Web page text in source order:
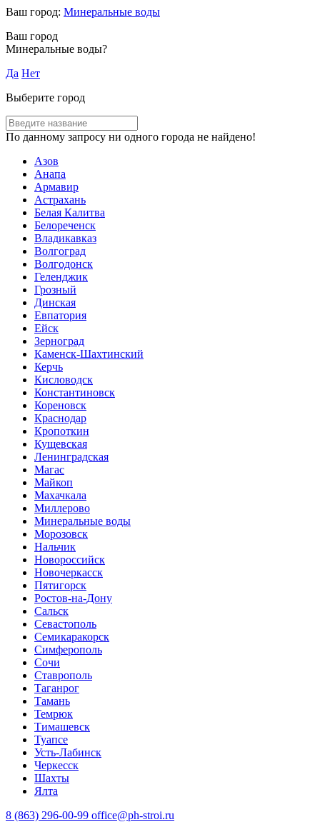
Ваш город: Минеральные воды
Ваш город
Минеральные воды?
Да Нет
Выберите город
По данному запросу ни одного города не найдено!
Азов
Анапа
Армавир
Астрахань
Белая Калитва
Белореченск
Владикавказ
Волгоград
Волгодонск
Геленджик
Грозный
Динская
Евпатория
Ейск
Зерноград
Каменск-Шахтинский
Керчь
Кисловодск
Константиновск
Кореновск
Краснодар
Кропоткин
Кущевская
Ленинградская
Магас
Майкоп
Махачкала
Миллерово
Минеральные воды
Морозовск
Нальчик
Новороссийск
Новочеркасск
Пятигорск
Ростов-на-Дону
Сальск
Севастополь
Семикаракорск
Симферополь
Сочи
Ставрополь
Таганрог
Тамань
Темрюк
Тимашевск
Туапсе
Усть-Лабинск
Черкесск
Шахты
Ялта
8 (863) 296-00-99 office@ph-stroi.ru